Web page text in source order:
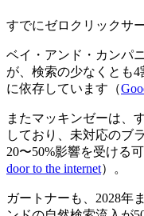
すでにゼロクリックサ
ベイ・アンド・カンパ
が、検索の少なくとも
に依存しています（
またマッキンゼーは、
しており、未対応のブ
20〜50%影響を受ける
door to the internet）。
ガートナーも、2028年